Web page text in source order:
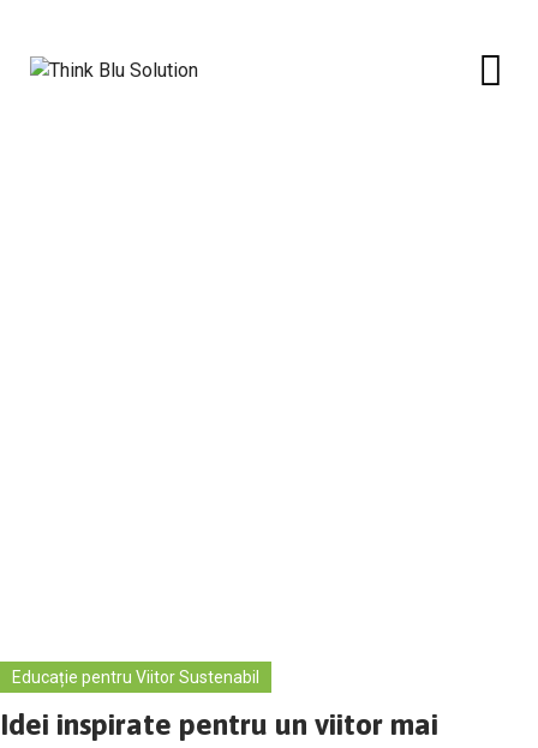
content
Educație pentru Viitor Sustenabil
Idei inspirate pentru un viitor mai